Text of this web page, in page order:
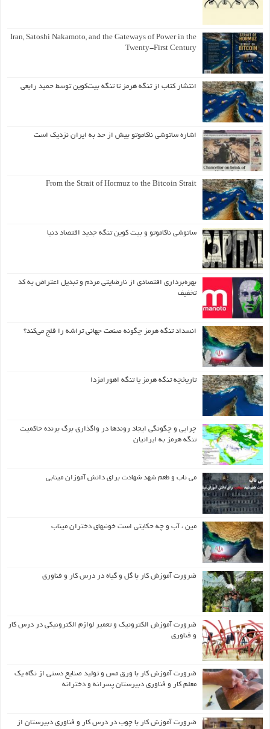
Iran, Satoshi Nakamoto, and the Gateways of Power in the
Twenty-First Century
انتشار کتاب از تنگه هرمز تا تنگه بیت‌کوین توسط حمید رابعی
اشاره ساتوشی ناکاموتو بیش از حد به ایران نزدیک است
From the Strait of Hormuz to the Bitcoin Strait
ساتوشی ناکاموتو و بیت کوین تنگه جدید اقتصاد دنیا
بهره‌برداری اقتصادی از نارضایتی مردم و تبدیل اعتراض به کد
تخفیف
انسداد تنگه هرمز چگونه صنعت جهانی تراشه را فلج می‌کند؟
تاریخچه تنگه هرمز یا تنگه اهورامزدا
چرایی و چگونگی ایجاد روندها در واگذاری برگ برنده حاکمیت
تنگه هرمز به ایرانیان
می ناب و طعم شهد شهادت برای دانش آموزان مینابی
مین ، آب و چه حکایتی است خونبهای دختران میناب
ضرورت آموزش کار با گل و گیاه در درس کار و فناوری
ضرورت آموزش الکترونیک و تعمیر لوازم الکترونیکی در درس کار
و فناوری
ضرورت آموزش کار با ورق مس و تولید صنایع دستی از نگاه یک
معلم کار و فناوری دبیرستان پسرانه و دخترانه
ضرورت آموزش کار با چوب در درس کار و فناوری دبیرستان از